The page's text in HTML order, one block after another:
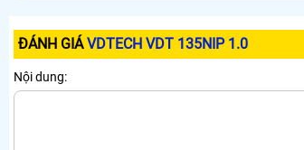
ĐÁNH GIÁVDTECH VDT 135NIP 1.0
Nội dung: